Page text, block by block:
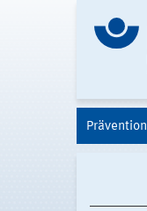
Prävention